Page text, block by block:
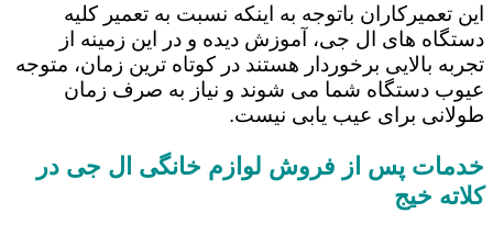
این تعمیرکاران باتوجه به اینکه نسبت به تعمیر کلیه
دستگاه های ال جی، آموزش دیده و در این زمینه از
تجربه بالایی برخوردار هستند در کوتاه ترین زمان، متوجه
عیوب دستگاه شما می شوند و نیاز به صرف زمان
طولانی برای عیب یابی نیست.
خدمات پس از فروش لوازم خانگی ال جی در
کلاته خیج